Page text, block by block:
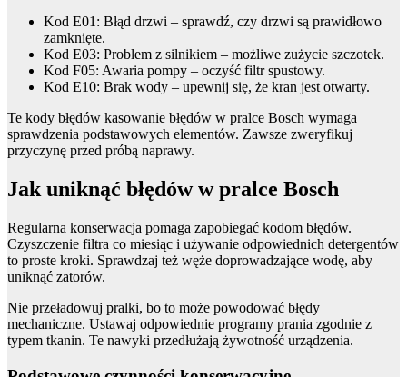
Kod E01: Błąd drzwi – sprawdź, czy drzwi są prawidłowo
zamknięte.
Kod E03: Problem z silnikiem – możliwe zużycie szczotek.
Kod F05: Awaria pompy – oczyść filtr spustowy.
Kod E10: Brak wody – upewnij się, że kran jest otwarty.
Te kody błędów kasowanie błędów w pralce Bosch wymaga
sprawdzenia podstawowych elementów. Zawsze zweryfikuj
przyczynę przed próbą naprawy.
Jak uniknąć błędów w pralce Bosch
Regularna konserwacja pomaga zapobiegać kodom błędów.
Czyszczenie filtra co miesiąc i używanie odpowiednich detergentów
to proste kroki. Sprawdzaj też węże doprowadzające wodę, aby
uniknąć zatorów.
Nie przeładowuj pralki, bo to może powodować błędy
mechaniczne. Ustawaj odpowiednie programy prania zgodnie z
typem tkanin. Te nawyki przedłużają żywotność urządzenia.